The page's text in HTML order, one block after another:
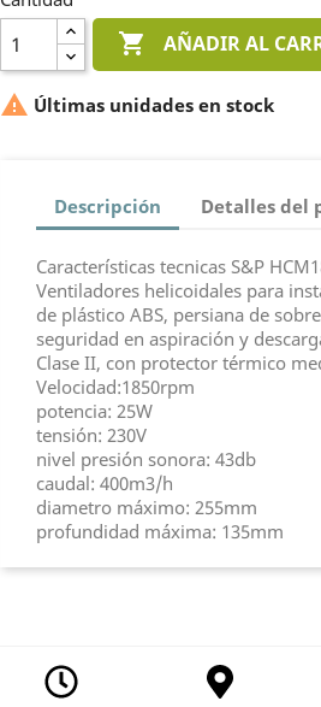
 AÑADIR AL
 Últimas unidades en stock
Descripción Detalles del
Características tecnicas S&P
Ventiladores helicoidales para
de plástico ABS, persiana de
seguridad en aspiración y
Clase II, con protector térmico
Velocidad:1850rpm
potencia: 25W
tensión: 230V
nivel presión sonora: 43db
caudal: 400m3/h
diametro máximo: 255mm
profundidad máxima: 135mm